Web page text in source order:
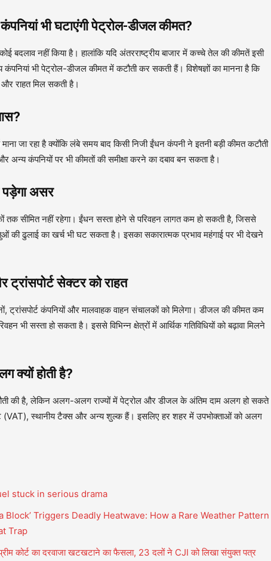
भी घटाएंगी पेट्रोल-डीजल कीमत?
बदलाव नहीं किया है। हालांकि यदि अंतरराष्ट्रीय बाजार में कच्चे तेल की कीमतें इसी
भी पेट्रोल-डीजल कीमत में कटौती कर सकती हैं। विशेषज्ञों का मानना है कि
और राहत मिल सकती है।
जा रहा है क्योंकि लंबे समय बाद किसी निजी ईंधन कंपनी ने इतनी बड़ी कीमत कटौती
अन्य कंपनियों पर भी कीमतों की समीक्षा करने का दबाव बन सकता है।
पड़ेगा असर
सीमित नहीं रहेगा। ईंधन सस्ता होने से परिवहन लागत कम हो सकती है, जिससे
की ढुलाई का खर्च भी घट सकता है। इसका सकारात्मक प्रभाव महंगाई पर भी देखने
सेक्टर को राहत
कंपनियों और मालवाहक वाहन संचालकों को मिलेगा। डीजल की कीमत कम
भी सस्ता हो सकता है। इससे विभिन्न क्षेत्रों में आर्थिक गतिविधियों को बढ़ावा मिलने
क्यों होती है?
की है, लेकिन अलग-अलग राज्यों में पेट्रोल और डीजल के अंतिम दाम अलग हो सकते
वैट (VAT), स्थानीय टैक्स और अन्य शुल्क हैं। इसलिए हर शहर में उपभोक्ताओं को अलग
stuck in serious drama
Block’ Triggers Deadly Heatwave: How a Rare Weather Pattern
Trap
कोर्ट का दरवाजा खटखटाने का फैसला, 23 दलों ने CJI को लिखा संयुक्त पत्र